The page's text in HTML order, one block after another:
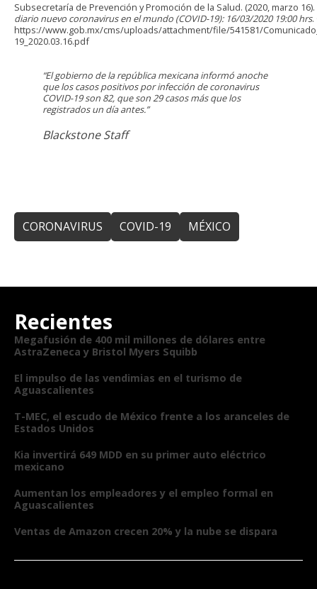
Subsecretaría de Prevención y Promoción de la Salud. (2020, marzo 16).
diario nuevo coronavirus en el mundo (COVID-19): 16/03/2020 19:00 hrs.
https://www.gob.mx/cms/uploads/attachment/file/541581/
19_2020.03.16.pdf
“El gobierno de la república mexicana informó anoche
que los casos positivos por infección de coronavirus
COVID-19 son 82, que son 29 casos más que los
registrados un día antes.”
Blackstone Staff
CORONAVIRUS COVID-19 MÉXICO
Recientes
Megafusión de 400 mil millones de dólares entre
AstraZeneca y Bristol Myers Squibb
El impulso de las vendimias en el turismo de
Aguascalientes
T-MEC, el escudo de México frente a los aranceles de
Estados Unidos
Kia invertirá 649 MDD en su primer auto eléctrico
mexicano
Aumentan los empleadores y el empleo formal en
Aguascalientes
Ventas de Amazon crecen 20% y la nube se dispara